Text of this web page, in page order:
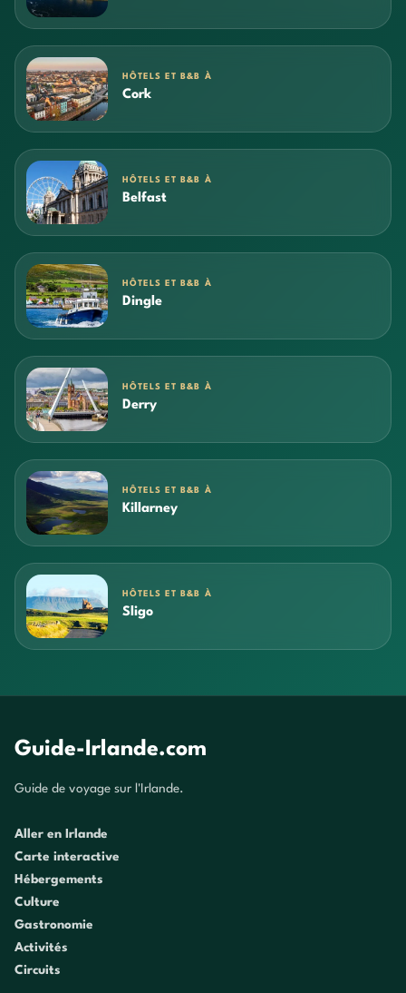
HÔTELS ET B&B À
Cork
HÔTELS ET B&B À
Belfast
HÔTELS ET B&B À
Dingle
HÔTELS ET B&B À
Derry
HÔTELS ET B&B À
Killarney
HÔTELS ET B&B À
Sligo
Guide-Irlande.com
Guide de voyage sur l'Irlande.
Aller en Irlande
Carte interactive
Hébergements
Culture
Gastronomie
Activités
Circuits